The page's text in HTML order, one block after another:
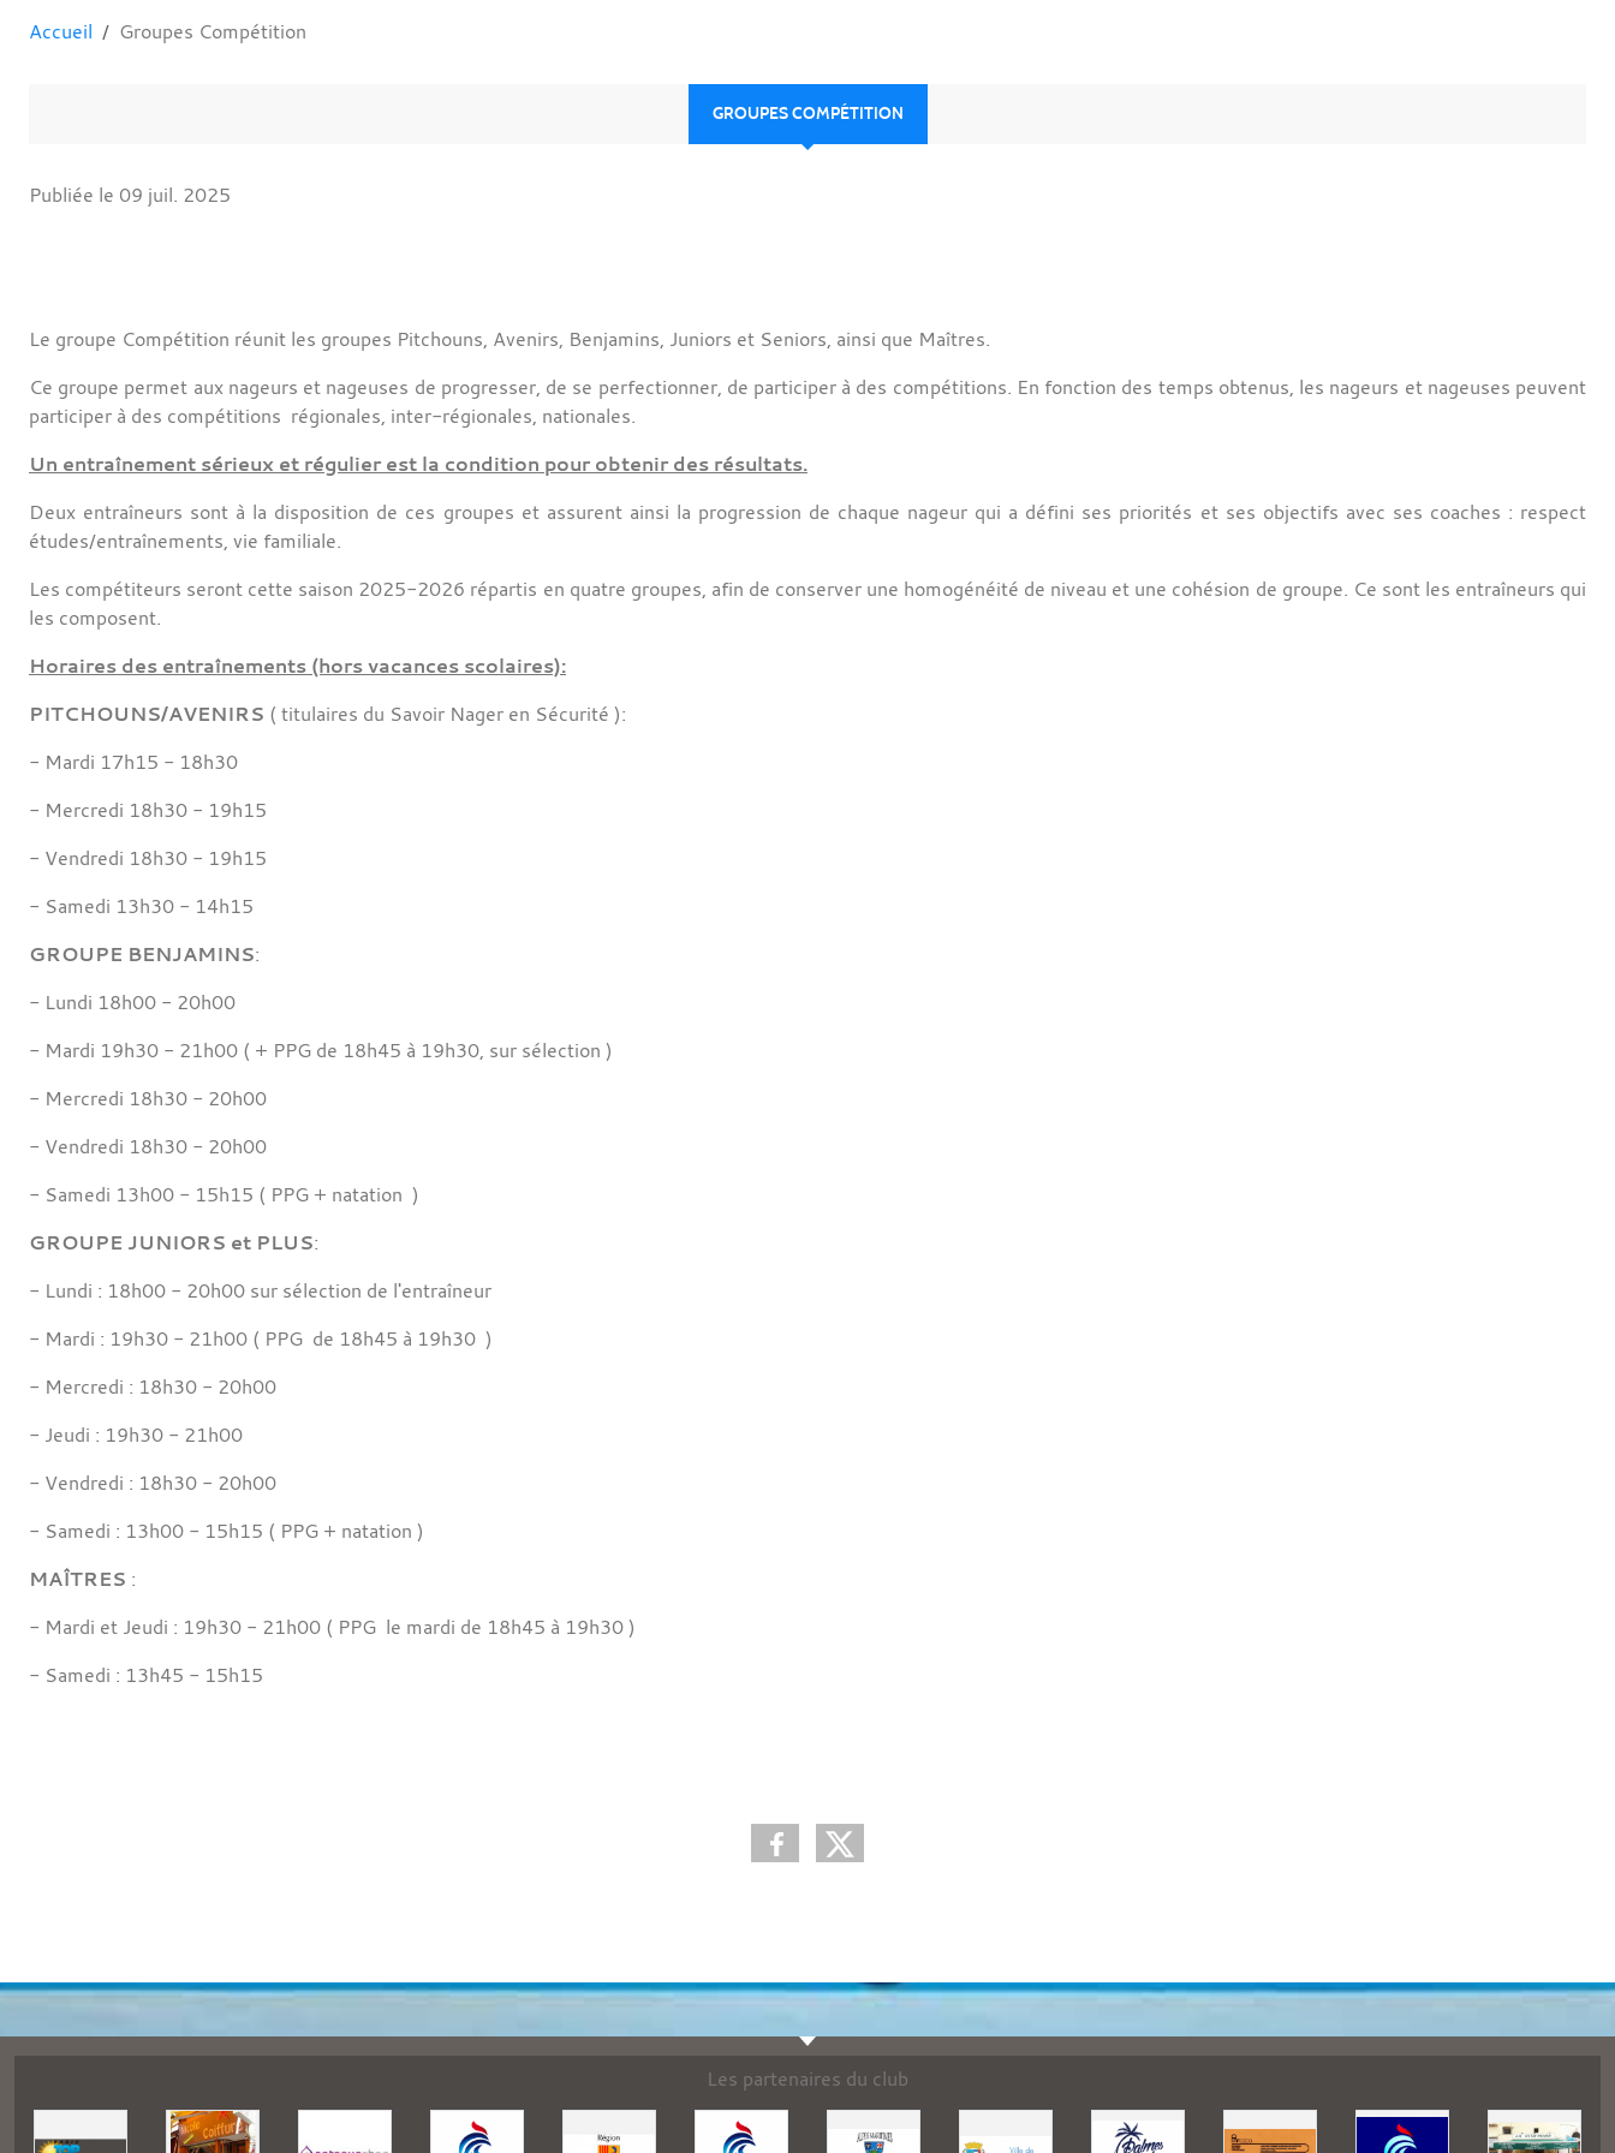
Accueil Groupes Compétition
GROUPES COMPÉTITION
Publiée le 09 juil. 2025
Le groupe Compétition réunit les groupes Pitchouns, Avenirs, Benjamins, Juniors et Seniors, ainsi que Maîtres.
Ce groupe permet aux nageurs et nageuses de progresser, de se perfectionner, de participer à des compétitions. En fonction des temps obtenus, les nageurs et nageuses peuvent
participer à des compétitions régionales, inter-régionales, nationales.
Un entraînement sérieux et régulier est la condition pour obtenir des résultats.
Deux entraîneurs sont à la disposition de ces groupes et assurent ainsi la progression de chaque nageur qui a défini ses priorités et ses objectifs avec ses coaches : respect
études/entraînements, vie familiale.
Les compétiteurs seront cette saison 2025-2026 répartis en quatre groupes, afin de conserver une homogénéité de niveau et une cohésion de groupe. Ce sont les entraîneurs qui
les composent.
Horaires des entraînements (hors vacances scolaires):
PITCHOUNS/AVENIRS ( titulaires du Savoir Nager en Sécurité ):
- Mardi 17h15 - 18h30
- Mercredi 18h30 - 19h15
- Vendredi 18h30 - 19h15
- Samedi 13h30 - 14h15
GROUPE BENJAMINS:
- Lundi 18h00 - 20h00
- Mardi 19h30 - 21h00 ( + PPG de 18h45 à 19h30, sur sélection )
- Mercredi 18h30 - 20h00
- Vendredi 18h30 - 20h00
- Samedi 13h00 - 15h15 ( PPG + natation )
GROUPE JUNIORS et PLUS:
- Lundi : 18h00 - 20h00 sur sélection de l'entraîneur
- Mardi : 19h30 - 21h00 ( PPG de 18h45 à 19h30 )
- Mercredi : 18h30 - 20h00
- Jeudi : 19h30 - 21h00
- Vendredi : 18h30 - 20h00
- Samedi : 13h00 - 15h15 ( PPG + natation )
MAÎTRES :
- Mardi et Jeudi : 19h30 - 21h00 ( PPG le mardi de 18h45 à 19h30 )
- Samedi : 13h45 - 15h15
Les partenaires du club